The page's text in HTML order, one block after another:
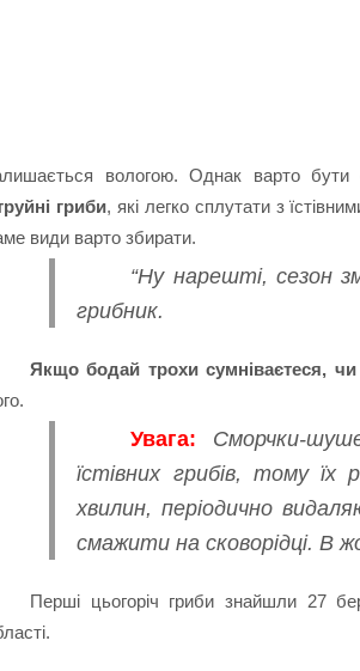
вологою. Однак варто бути
гриби, які легко сплутати з
види варто збирати.
“Ну нарешті, сезон
грибник.
Якщо бодай трохи сумніваєтеся,
Увага: Сморчки-
їстівних грибів, тому
хвилин, періодично
смажити на сковорідці. В
Перші цьогоріч гриби знайшли 27